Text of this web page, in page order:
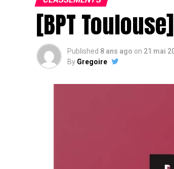
[BPT
Published 8 ans ago on 21 mai
By Gregoire